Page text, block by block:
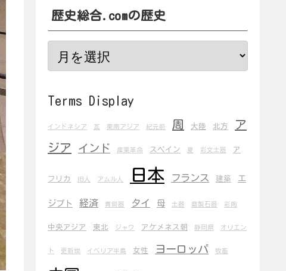
歴史総合.comの歴史
Terms Display
インドネシア 瓦 東南アジア 紀元前 周 大陸 北方
ア
ジア
インド 産業革命 スペイン 夏 彩文土器 ア
フリカ 旧人 アムル人 日本 フランス 建築 エ
ジプト 経済 青銅器 タイ 母 土器 磨製石器 彩陶
中央アジア 東北 ジャワ アケメネス朝 静岡県 オリエン
ト 更新世 イベリア半島 女性 ヨーロッパ 牧畜